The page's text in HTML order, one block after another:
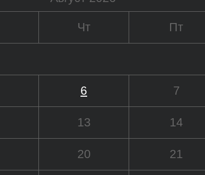
Чт Пт
6 7
13 14
20 21